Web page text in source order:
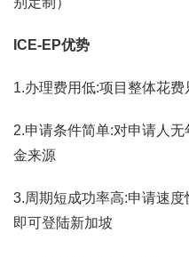
ICE-EP优势
1.办理费用低:项目整体花
2.申请条件简单:对申请人
金来源
3.周期短成功率高:申请速
即可登陆新加坡